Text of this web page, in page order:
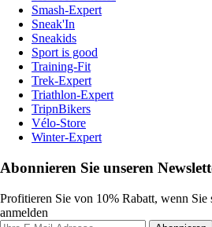
Smash-Expert
Sneak'In
Sneakids
Sport is good
Training-Fit
Trek-Expert
Triathlon-Expert
TripnBikers
Vélo-Store
Winter-Expert
Abonnieren Sie unseren
Profitieren Sie von 10% Rabatt, wenn Sie
anmelden